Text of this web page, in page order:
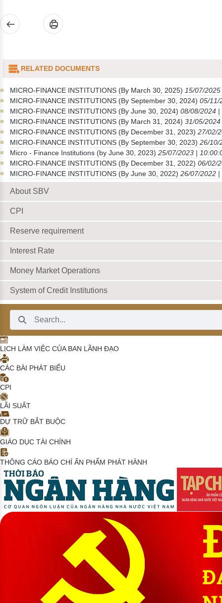
RELATED DOCUMENTS
MICRO-FINANCE INSTITUTIONS (By March 30, 2025) 15/07/
MICRO-FINANCE INSTITUTIONS (By September 30, 2024) 05/11/
MICRO-FINANCE INSTITUTIONS (By June 30, 2024) 08/08/2024 |
MICRO-FINANCE INSTITUTIONS (By March 31, 2024) 31/05/
MICRO-FINANCE INSTITUTIONS (By December 31, 2023) 27/02/
MICRO-FINANCE INSTITUTIONS (By September 30, 2023) 26/10/
Micro - Finance Institutions (by June 30, 2023) 25/07/2023 |
MICRO-FINANCE INSTITUTIONS (By December 31, 2022) 06/02/
MICRO-FINANCE INSTITUTIONS (By June 30, 2022) 26/07/2022 |
About SBV
CPI
Reserve requirement
Interest Rate
Money Market Operations
System of Credit Institutions
Search Bar
LỊCH LÀM VIỆC CỦA BAN LÃNH ĐẠO
CÁC BÀI PHÁT BIỂU
CPI
LÃI SUẤT
DỰ TRỮ BẮT BUỘC
GIÁO DỤC TÀI CHÍNH
THÔNG CÁO BÁO CHÍ ẤN PHẨM PHÁT HÀNH